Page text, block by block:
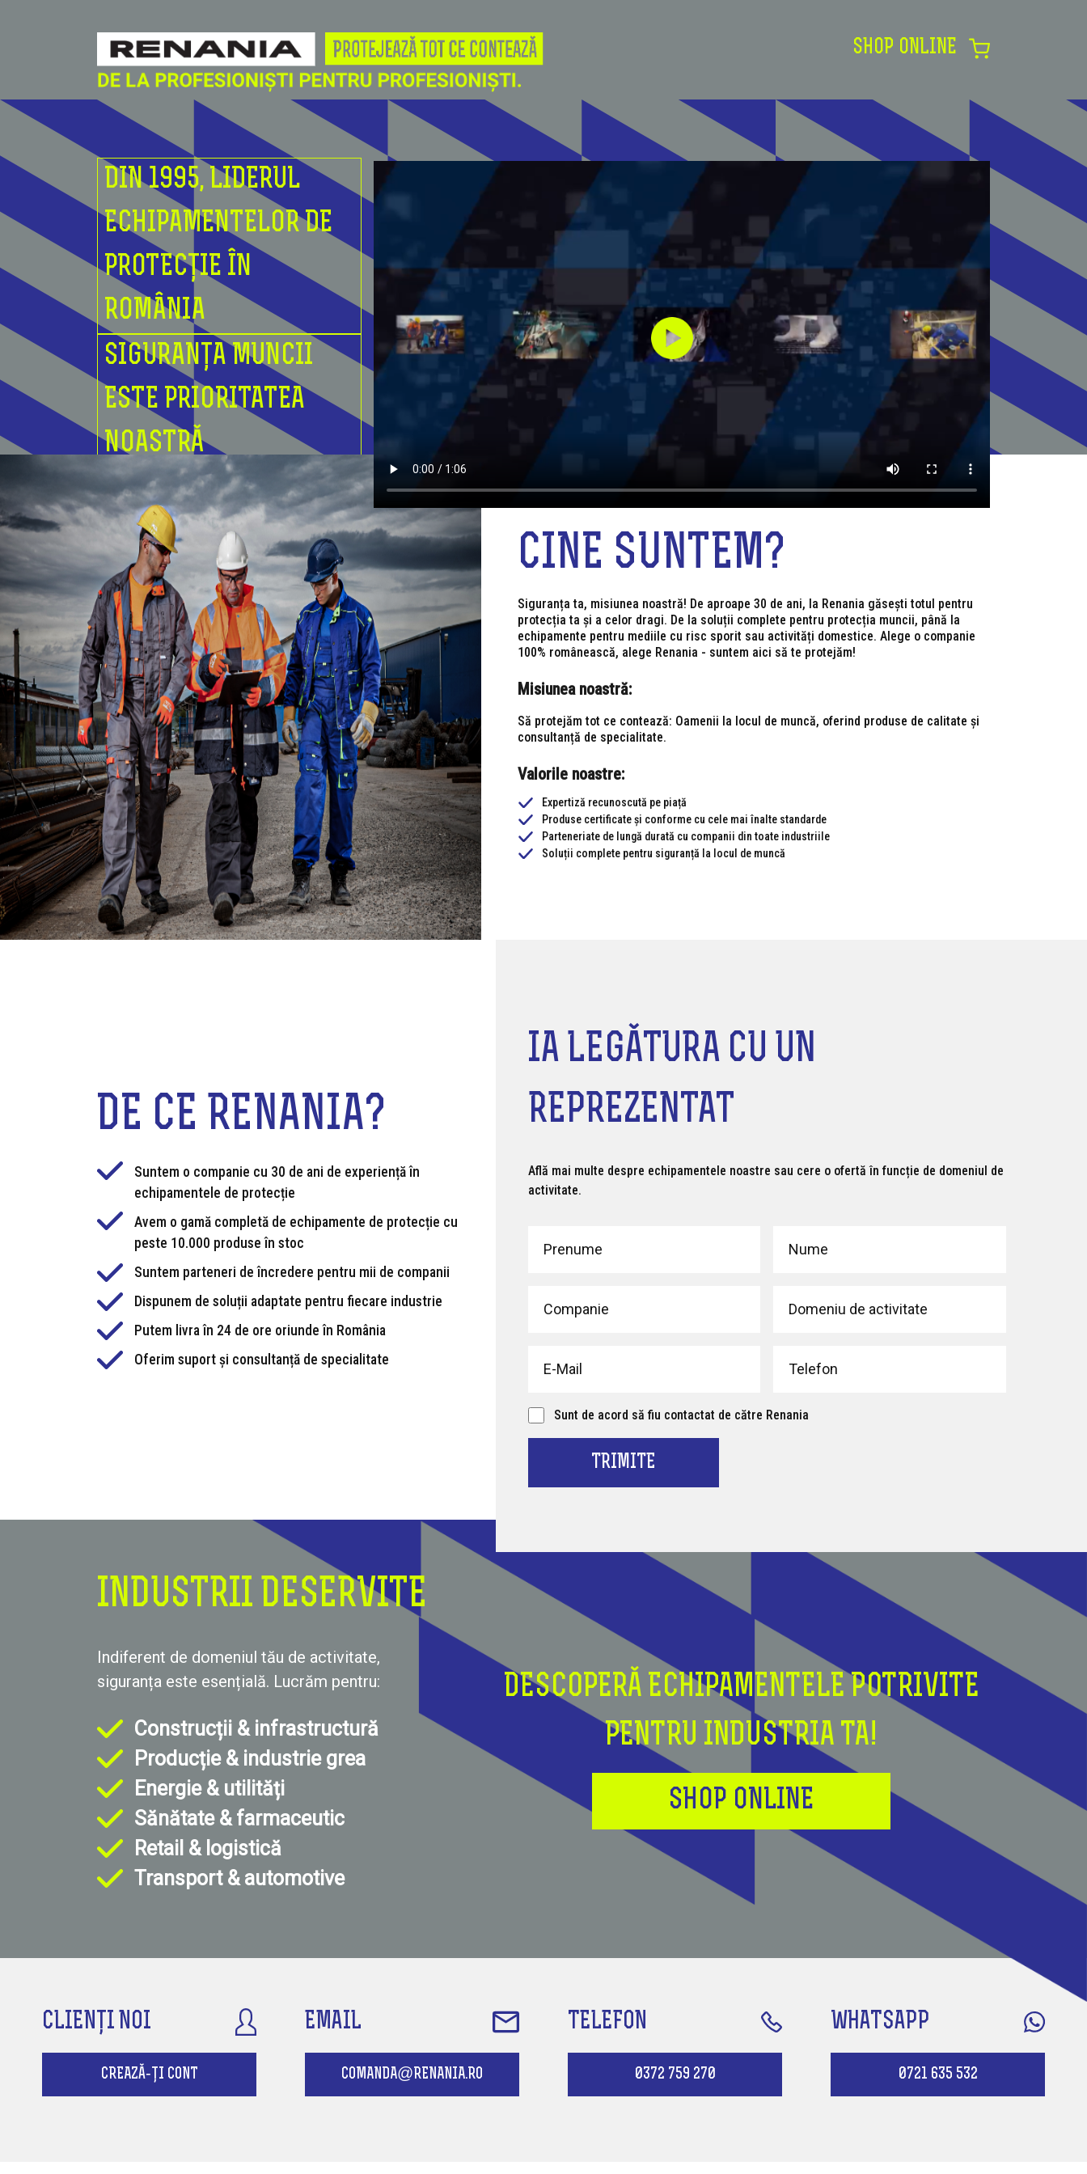
SHOP ONLINE
DIN 1995, LIDERUL
ECHIPAMENTELOR DE
PROTECȚIE ÎN
ROMÂNIA
SIGURANȚA MUNCII
ESTE PRIORITATEA
NOASTRĂ
CINE SUNTEM?
Siguranța ta, misiunea noastră! De aproape 30 de ani, la Renania găsești totul pentru
protecția ta și a celor dragi. De la soluții complete pentru protecția muncii, până la
echipamente pentru mediile cu risc sporit sau activități domestice. Alege o companie
100% românească, alege Renania - suntem aici să te protejăm!
Misiunea noastră:
Să protejăm tot ce contează: Oamenii la locul de muncă, oferind produse de calitate și
consultanță de specialitate.
Valorile noastre:
Expertiză recunoscută pe piață
Produse certificate și conforme cu cele mai înalte standarde
Parteneriate de lungă durată cu companii din toate industriile
Soluții complete pentru siguranță la locul de muncă
DE CE RENANIA?
Suntem o companie cu 30 de ani de experiență în
echipamentele de protecție
Avem o gamă completă de echipamente de protecție cu
peste 10.000 produse în stoc
Suntem parteneri de încredere pentru mii de companii
Dispunem de soluții adaptate pentru fiecare industrie
Putem livra în 24 de ore oriunde în România
Oferim suport și consultanță de specialitate
IA LEGĂTURA CU UN
REPREZENTAT
Află mai multe despre echipamentele noastre sau cere o ofertă în funcție de domeniul de
activitate.
Sunt de acord să fiu contactat de către Renania
TRIMITE
INDUSTRII DESERVITE
Indiferent de domeniul tău de activitate,
siguranța este esențială. Lucrăm pentru:
Construcții & infrastructură
Producție & industrie grea
Energie & utilități
Sănătate & farmaceutic
Retail & logistică
Transport & automotive
DESCOPERĂ ECHIPAMENTELE POTRIVITE
PENTRU INDUSTRIA TA!
SHOP ONLINE
CLIENȚI NOI
CREAZĂ-ȚI CONT
EMAIL
COMANDA@RENANIA.RO
TELEFON
0372 759 270
WHATSAPP
0721 635 532